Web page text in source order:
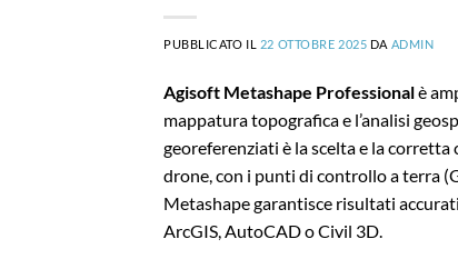
PUBBLICATO IL 22 OTTOBRE 2025 DA ADMIN
Agisoft Metashape Professionalè
mappatura topografica e l’analisi
georeferenziati è la scelta e la corretta
drone, con i punti di controllo a terra
Metashape garantisce risultati
ArcGIS, AutoCAD o Civil 3D.